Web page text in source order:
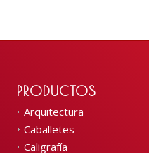
PRODUCTOS
Arquitectura
Caballetes
Caligrafía